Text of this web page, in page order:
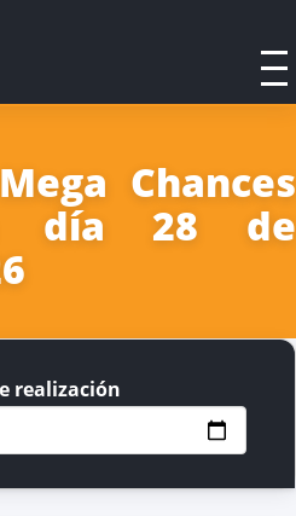
Chances
día 28 de
realización